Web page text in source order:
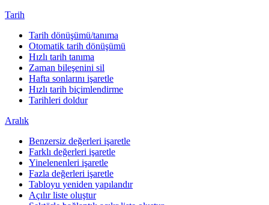
Tarih
Tarih dönüşümü/tanıma
Otomatik tarih dönüşümü
Hızlı tarih tanıma
Zaman bileşenini sil
Hafta sonlarını işaretle
Hızlı tarih biçimlendirme
Tarihleri doldur
Aralık
Benzersiz değerleri işaretle
Farklı değerleri işaretle
Yinelenenleri işaretle
Fazla değerleri işaretle
Tabloyu yeniden yapılandır
Açılır liste oluştur